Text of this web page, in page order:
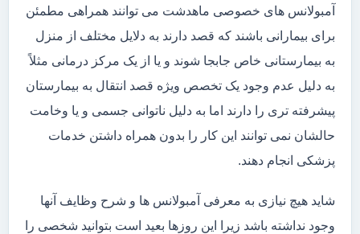
آمبولانس های خصوصی ماهدشت می توانند همراهی مطمئن
برای بیمارانی باشند که قصد دارند به دلایل مختلف از منزل
به بیمارستانی خاص جابجا شوند و یا از یک مرکز درمانی مثلاً
به دلیل عدم وجود یک تخصص ویژه قصد انتقال به بیمارستان
پیشرفته تری را دارند اما به دلیل ناتوانی جسمی و یا وخامت
حالشان نمی توانند این کار را بدون همراه داشتن خدمات
پزشکی انجام دهند.
شاید هیچ نیازی به معرفی آمبولانس ها و شرح وظایف آنها
وجود نداشته باشد زیرا این روزها بعید است بتوانید شخصی را